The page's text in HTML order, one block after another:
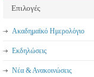
Επιλογές
Ακαδημαϊκό Ημερολόγιο
Εκδηλώσεις
Νέα & Ανακοινώσεις